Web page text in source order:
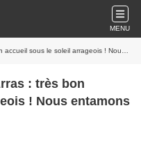
MENU
arrageois ! Nous entamons la dernière ligne droite !!
: très bon
! Nous entamons